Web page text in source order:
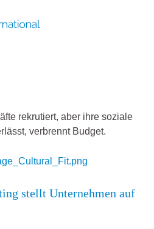
rekrutiert, aber ihre soziale
verbrennt Budget.
stellt Unternehmen auf